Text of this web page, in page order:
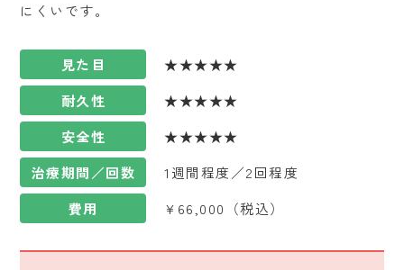
にくいです。
見た目
★★★★★
耐久性
★★★★★
安全性
★★★★★
治療期間／回数
1週間程度／2回程度
費用
¥66,000（税込）